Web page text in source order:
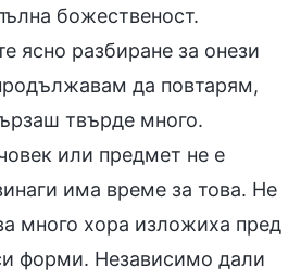
божественост.
ясно разбиране за онези
да повтарям,
твърде много.
или предмет не е
има време за това. Не
много хора изложиха пред
форми. Независимо дали